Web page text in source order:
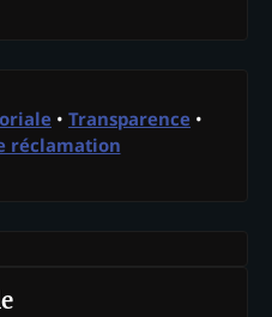
• Transparence •
réclamation